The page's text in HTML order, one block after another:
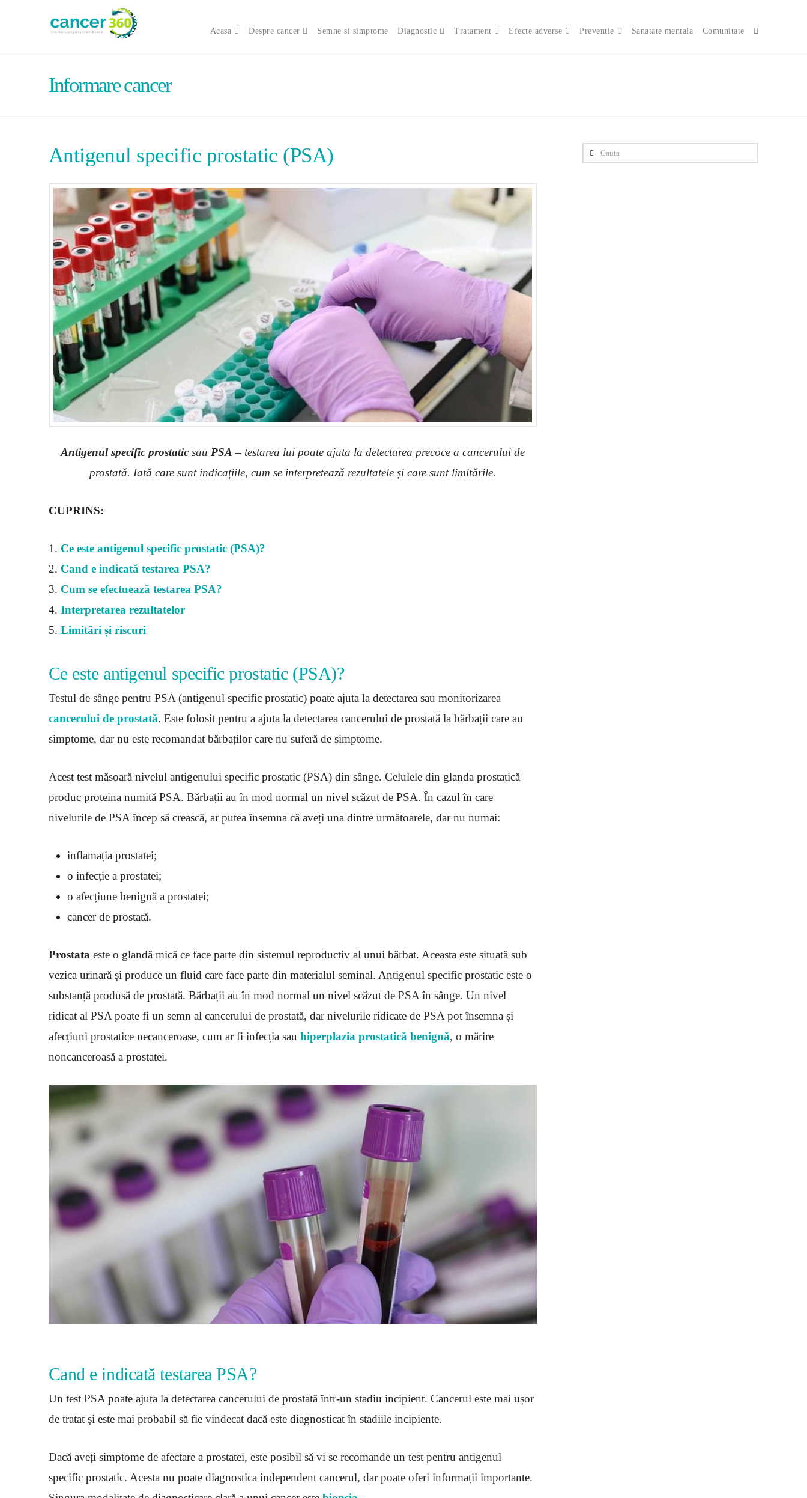
Acasa Despre cancer Semne si simptome Diagnostic Tratament Efecte adverse Preventie Sanatate mentala Comunitate
Informare cancer
Antigenul specific prostatic (PSA)
Antigenul specific prostaticsau PSA – testarea lui poate ajuta la detectarea precoce a cancerului de
prostată. Iată care sunt indicațiile, cum se interpretează rezultatele și care sunt limitările.
CUPRINS:
1. Ce este antigenul specific prostatic (PSA)?
2. Cand e indicată testarea PSA?
3. Cum se efectuează testarea PSA?
4. Interpretarea rezultatelor
5. Limitări și riscuri
Ce este antigenul specific prostatic (PSA)?
Testul de sânge pentru PSA (antigenul specific prostatic) poate ajuta la detectarea sau monitorizarea
cancerului de prostată. Este folosit pentru a ajuta la detectarea cancerului de prostată la bărbații care au
simptome, dar nu este recomandat bărbaților care nu suferă de simptome.
Acest test măsoară nivelul antigenului specific prostatic (PSA) din sânge. Celulele din glanda prostatică
produc proteina numită PSA. Bărbații au în mod normal un nivel scăzut de PSA. În cazul în care
nivelurile de PSA încep să crească, ar putea însemna că aveți una dintre următoarele, dar nu numai:
inflamația prostatei;
o infecție a prostatei;
o afecțiune benignă a prostatei;
cancer de prostată.
Prostata este o glandă mică ce face parte din sistemul reproductiv al unui bărbat. Aceasta este situată sub
vezica urinară și produce un fluid care face parte din materialul seminal. Antigenul specific prostatic este o
substanță produsă de prostată. Bărbații au în mod normal un nivel scăzut de PSA în sânge. Un nivel
ridicat al PSA poate fi un semn al cancerului de prostată, dar nivelurile ridicate de PSA pot însemna și
afecțiuni prostatice necanceroase, cum ar fi infecția sau hiperplazia prostatică benignă, o mărire
noncanceroasă a prostatei.
Cand e indicată testarea PSA?
Un test PSA poate ajuta la detectarea cancerului de prostată într-un stadiu incipient. Cancerul este mai ușor
de tratat și este mai probabil să fie vindecat dacă este diagnosticat în stadiile incipiente.
Dacă aveți simptome de afectare a prostatei, este posibil să vi se recomande un test pentru antigenul
specific prostatic. Acesta nu poate diagnostica independent cancerul, dar poate oferi informații importante.
Cauta